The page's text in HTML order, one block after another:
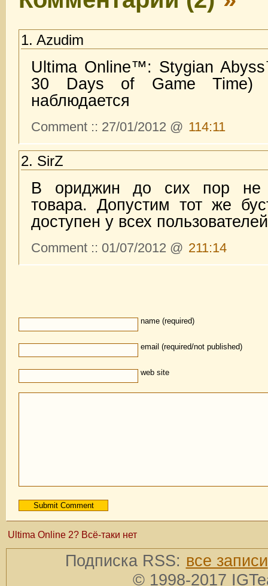
1. Azudim
Ultima Online™: Stygian
30 Days of Game Time)
наблюдается
Comment :: 27/01/2012 @ 114:11
2. SirZ
В ориджин до сих пор не
товара. Допустим тот же
доступен у всех
Comment :: 01/07/2012 @ 211:14
name (required)
email (required/not published)
web site
Ultima Online 2? Всё-таки нет
Подписка RSS: все записи
© 1998-2017